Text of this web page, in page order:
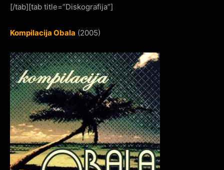
[/tab][tab title=”Diskografija”]
Kompilacija Obala (2005)